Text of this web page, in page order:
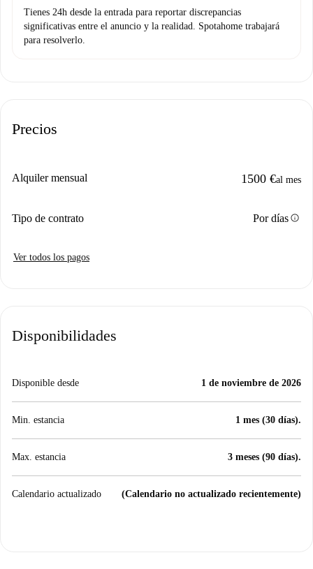
Tienes 24h desde la entrada para reportar discrepancias
significativas entre el anuncio y la realidad. Spotahome trabajará
para resolverlo.
Precios
Alquiler mensual 1500 €al mes
Tipo de contrato Por díasinfo
Ver todos los pagos
Disponibilidades
Disponible desde 1 de noviembre de 2026
Min. estancia 1 mes (30 días).
Max. estancia 3 meses (90 días).
Calendario actualizado (Calendario no actualizado recientemente)